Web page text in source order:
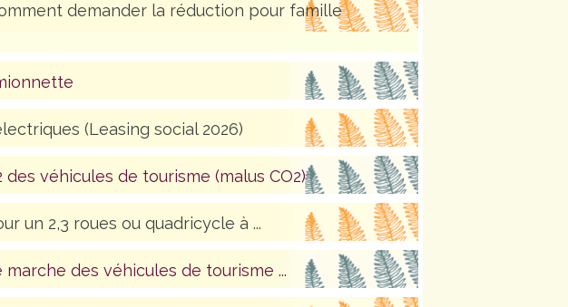
demander la réduction pour famille
(Leasing social 2026)
des véhicules de tourisme (malus CO2)
un 2,3 roues ou quadricycle à ...
des véhicules de tourisme ...